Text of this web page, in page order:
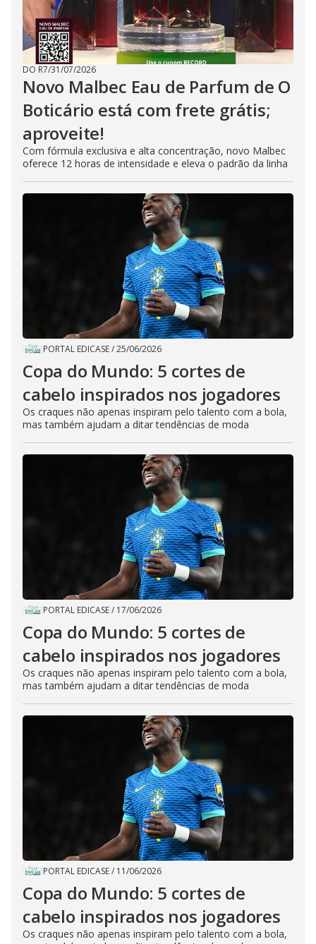
DO R7/31/07/2026
Novo Malbec Eau de Parfum de O
Boticário está com frete grátis;
aproveite!
Com fórmula exclusiva e alta concentração, novo Malbec
oferece 12 horas de intensidade e eleva o padrão da linha
PORTAL EDICASE/25/06/2026
Copa do Mundo: 5 cortes de
cabelo inspirados nos jogadores
Os craques não apenas inspiram pelo talento com a bola,
mas também ajudam a ditar tendências de moda
PORTAL EDICASE/ 17/06/2026
Copa do Mundo: 5 cortes de
cabelo inspirados nos jogadores
Os craques não apenas inspiram pelo talento com a bola,
mas também ajudam a ditar tendências de moda
PORTAL EDICASE/ 11/06/2026
Copa do Mundo: 5 cortes de
cabelo inspirados nos jogadores
Os craques não apenas inspiram pelo talento com a bola,